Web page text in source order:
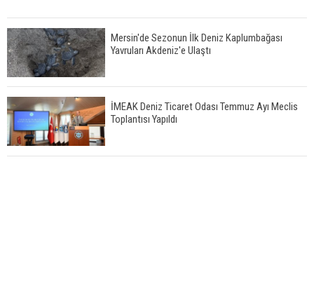
Mersin'de Sezonun İlk Deniz Kaplumbağası
Yavruları Akdeniz'e Ulaştı
İMEAK Deniz Ticaret Odası Temmuz Ayı Meclis
Toplantısı Yapıldı